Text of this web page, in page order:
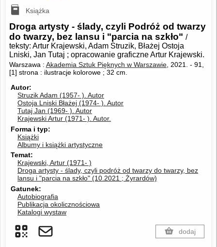
Książka
Droga artysty - ślady, czyli Podróż od twarzy
do twarzy, bez lansu i "parcia na szkło" /
teksty: Artur Krajewski, Adam Struzik, Błażej Ostoja
Lniski, Jan Tutaj ; opracowanie graficzne Artur Krajewski.
Warszawa : Akademia Sztuk Pięknych w Warszawie, 2021. - 91,
[1] strona : ilustracje kolorowe ; 32 cm.
Autor
Struzik Adam (1957- ).Autor
Ostoja Lniski Błażej (1974- ).Autor
Tutaj Jan (1969- ).Autor
Krajewski Artur (1971- ).Autor.
Forma i typ
Książki
Albumy i książki artystyczne
Temat
Krajewski, Artur (1971- )
Droga artysty - ślady, czyli podróż od twarzy do twarzy, bez
lansu i "parcia na szkło" (10.2021 ; Żyrardów)
Gatunek
Autobiografia
Publikacja okolicznościowa
Katalogi wystaw
dodaj